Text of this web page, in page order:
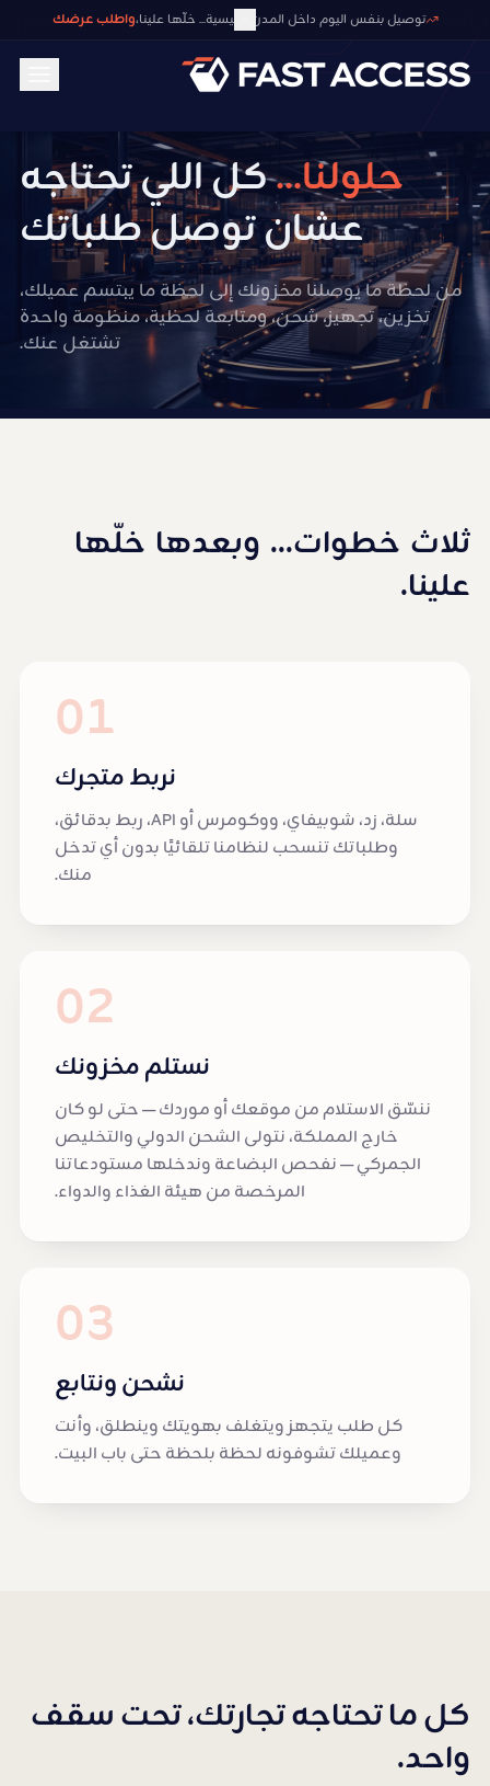
توصيل بنفس اليوم داخل المدن الرئيسية... خلّها علينا،واطلب عرضك
حلولنا...كل اللي تحتاجه
عشان توصل طلباتك
من لحظة ما يوصلنا مخزونك إلى لحظة ما يبتسم عميلك،
تخزين، تجهيز، شحن، ومتابعة لحظية، منظومة واحدة
تشتغل عنك.
ثلاث خطوات... وبعدها خلّها
علينا.
01
نربط متجرك
سلة، زد، شوبيفاي، ووكومرس أو API، ربط بدقائق،
وطلباتك تنسحب لنظامنا تلقائيًا بدون أي تدخل
منك.
02
نستلم مخزونك
ننسّق الاستلام من موقعك أو موردك — حتى لو كان
خارج المملكة، نتولى الشحن الدولي والتخليص
الجمركي — نفحص البضاعة وندخلها مستودعاتنا
المرخصة من هيئة الغذاء والدواء.
03
نشحن ونتابع
كل طلب يتجهز ويتغلف بهويتك وينطلق، وأنت
وعميلك تشوفونه لحظة بلحظة حتى باب البيت.
كل ما تحتاجه تجارتك، تحت سقف
واحد.